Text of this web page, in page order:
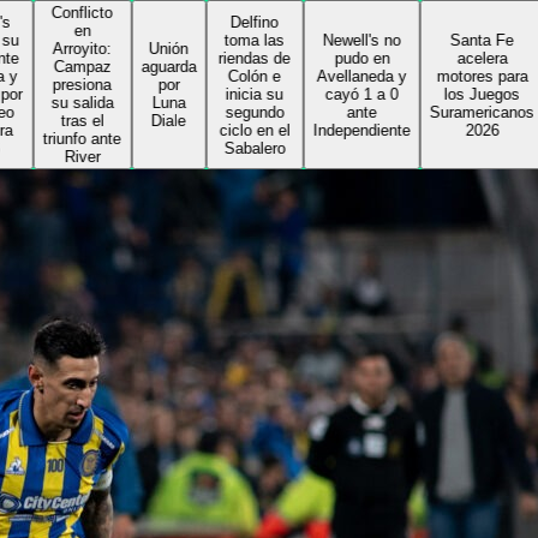
salida
el
ante
Unión
aguarda
por
Luna
Diale
toma las
riendas de
Colón e
inicia su
segundo
ciclo en el
Newell's no
pudo en
Avellaneda y
cayó 1 a 0
ante
Independiente
Santa Fe
motores para
los Juegos
Suramericanos
2026